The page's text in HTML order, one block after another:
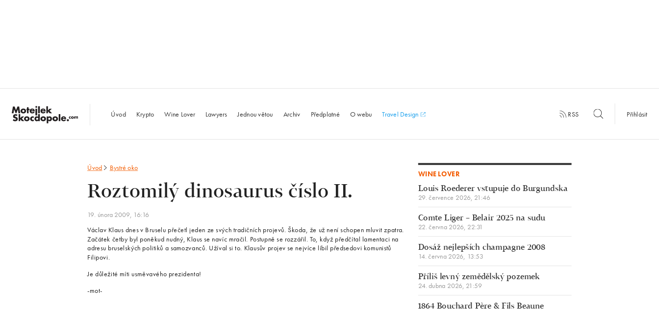
MotejlekSkocdopole.com
Úvod Krypto Wine Lover Lawyers Jednou větou Archiv Předplatné O webu Travel Design RSS Přihlásit
Úvod Bystré oko
Roztomilý dinosaurus číslo II.
19. února 2009, 16:16
Václav Klaus dnes v Bruselu přečetl jeden ze svých tradičních projevů. Škoda, že už není schopen mluvit zpatra.
Začátek četby byl poněkud nudný, Klaus se navíc mračil. Postupně se rozzářil. To, když předčítal lamentaci na
adresu bruselských politiků a samozvanců. Užíval si to. Klausův projev se nejvíce líbil předsedovi komunistů
Filipovi.
Je důležité míti usměvavého prezidenta!
-mot-
WINE LOVER
Louis Roederer vstupuje do Burgundska
29. července 2026, 21:46
Comte Liger – Belair 2025 na sudu
22. června 2026, 22:31
Dosáž nejlepších champagne 2008
14. června 2026, 13:53
Příliš levný zemědělský pozemek
24. dubna 2026, 21:59
1864 Bouchard Père & Fils Beaune